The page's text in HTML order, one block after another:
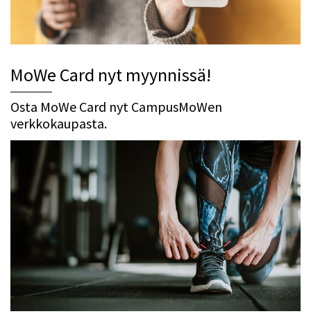
MoWe Card nyt myynnissä!
Osta MoWe Card nyt CampusMoWen
verkkokaupasta.